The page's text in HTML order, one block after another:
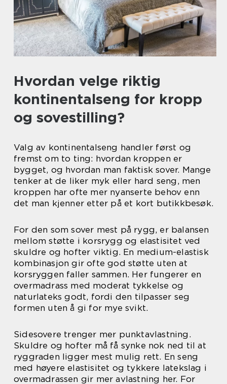
Hvordan velge riktig
kontinentalseng for kropp
og sovestilling?
Valg av kontinentalseng handler først og
fremst om to ting: hvordan kroppen er
bygget, og hvordan man faktisk sover. Mange
tenker at de liker myk eller hard seng, men
kroppen har ofte mer nyanserte behov enn
det man kjenner etter på et kort butikkbesøk.
For den som sover mest på rygg, er balansen
mellom støtte i korsrygg og elastisitet ved
skuldre og hofter viktig. En medium-elastisk
kombinasjon gir ofte god støtte uten at
korsryggen faller sammen. Her fungerer en
overmadrass med moderat tykkelse og
naturlateks godt, fordi den tilpasser seg
formen uten å gi for mye svikt.
Sidesovere trenger mer punktavlastning.
Skuldre og hofter må få synke nok ned til at
ryggraden ligger mest mulig rett. En seng
med høyere elastisitet og tykkere latekslag i
overmadrassen gir mer avlastning her. For